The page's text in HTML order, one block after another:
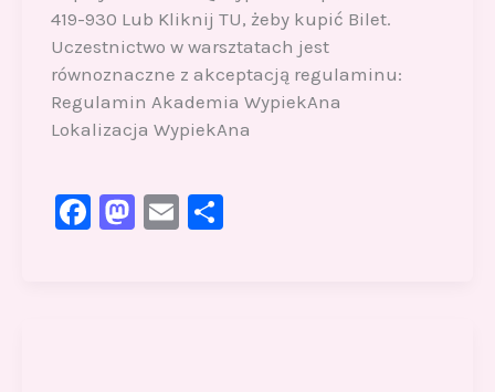
419-930 Lub Kliknij TU, żeby kupić Bilet.
Uczestnictwo w warsztatach jest
równoznaczne z akceptacją regulaminu:
Regulamin Akademia WypiekAna
Lokalizacja WypiekAna
F
M E S